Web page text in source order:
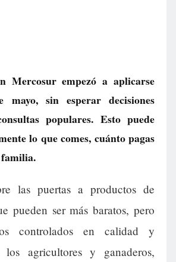
Mercosur empezó a aplicarse
sin esperar decisiones
populares. Esto puede
lo que comes, cuánto pagas
las puertas a productos de
pueden ser más baratos, pero
controlados en calidad y
los agricultores y ganaderos,